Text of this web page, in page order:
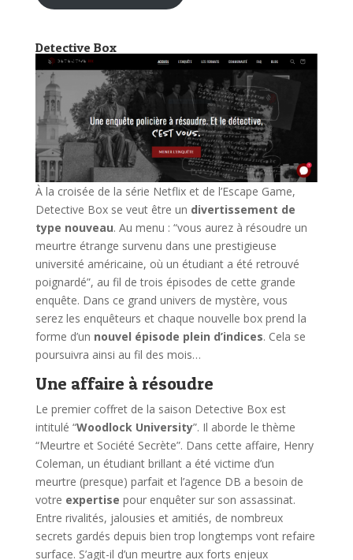
Detective Box
À la croisée de la série Netflix et de l’Escape Game,
Detective Box se veut être un divertissement de
type nouveau. Au menu : “vous aurez à résoudre un
meurtre étrange survenu dans une prestigieuse
université américaine, où un étudiant a été retrouvé
poignardé”, au fil de trois épisodes de cette grande
enquête. Dans ce grand univers de mystère, vous
serez les enquêteurs et chaque nouvelle box prend la
forme d’un nouvel épisode plein d’indices. Cela se
poursuivra ainsi au fil des mois…
Une affaire à résoudre
Le premier coffret de la saison Detective Box est
intitulé “Woodlock University”. Il aborde le thème
“Meurtre et Société Secrète”. Dans cette affaire, Henry
Coleman, un étudiant brillant a été victime d’un
meurtre (presque) parfait et l’agence DB a besoin de
votre expertise pour enquêter sur son assassinat.
Entre rivalités, jalousies et amitiés, de nombreux
secrets gardés depuis bien trop longtemps vont refaire
surface. S’agit-il d’un meurtre aux forts enjeux